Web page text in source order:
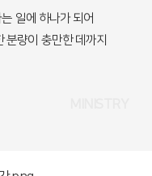
일에 하나가 되어
분량이 충만한 데까지